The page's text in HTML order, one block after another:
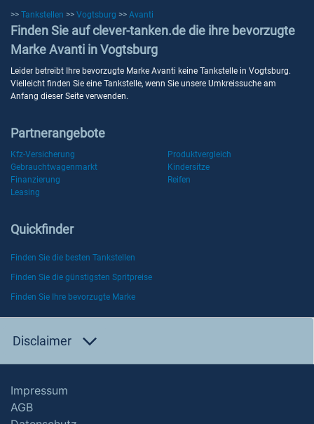
>> Tankstellen >> Vogtsburg >> Avanti
Finden Sie auf clever-tanken.de die ihre bevorzugte
Marke Avanti in Vogtsburg
Leider betreibt Ihre bevorzugte Marke Avanti keine Tankstelle in Vogtsburg.
Vielleicht finden Sie eine Tankstelle, wenn Sie unsere Umkreissuche am
Anfang dieser Seite verwenden.
Partnerangebote
Kfz-Versicherung
Produktvergleich
Gebrauchtwagenmarkt
Kindersitze
Finanzierung
Reifen
Leasing
Quickfinder
Finden Sie die besten Tankstellen
Finden Sie die günstigsten Spritpreise
Finden Sie Ihre bevorzugte Marke
Disclaimer
Impressum
AGB